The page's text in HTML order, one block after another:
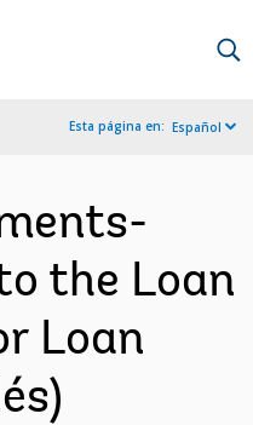
Esta página en: Español
the Loan
Loan